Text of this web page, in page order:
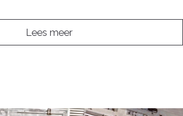
Lees meer